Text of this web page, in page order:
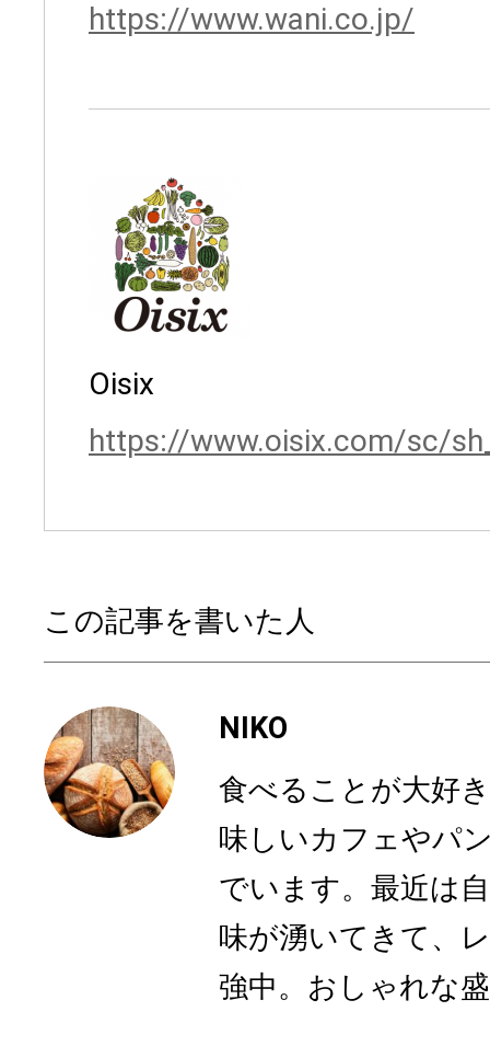
https://www.wani.co.jp/
Oisix
https://www.oisix.com/sc/
この記事を書いた人
NIKO
食べることが大好
味しいカフェやパ
でいます。最近は
味が湧いてきて、
強中。おしゃれな